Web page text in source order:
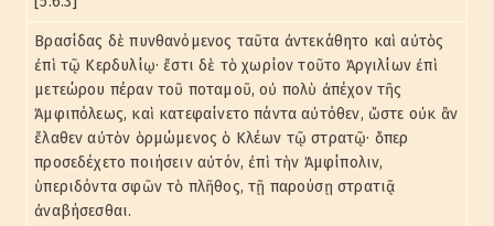
Βρασίδας δὲ πυνθανόμενος ταῦτα ἀντεκάθητο καὶ αὐτὸς
ἐπὶ τῷ Κερδυλίῳ· ἔστι δὲ τὸ χωρίον τοῦτο Ἀργιλίων ἐπὶ
μετεώρου πέραν τοῦ ποταμοῦ, οὐ πολὺ ἀπέχον τῆς
Ἀμφιπόλεως, καὶ κατεφαίνετο πάντα αὐτόθεν, ὥστε οὐκ ἂν
ἔλαθεν αὐτὸν ὁρμώμενος ὁ Κλέων τῷ στρατῷ· ὅπερ
προσεδέχετο ποιήσειν αὐτόν, ἐπὶ τὴν Ἀμφίπολιν,
ὑπεριδόντα σφῶν τὸ πλῆθος, τῇ παρούσῃ στρατιᾷ
ἀναβήσεσθαι.